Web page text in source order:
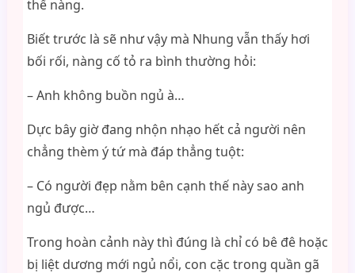
thể nàng.
Biết trước là sẽ như vậy mà Nhung vẫn thấy hơi
bối rối, nàng cố tỏ ra bình thường hỏi:
– Anh không buồn ngủ à…
Dực bây giờ đang nhộn nhạo hết cả người nên
chẳng thèm ý tứ mà đáp thẳng tuột:
– Có người đẹp nằm bên cạnh thế này sao anh
ngủ được…
Trong hoàn cảnh này thì đúng là chỉ có bê đê hoặc
bị liệt dương mới ngủ nổi, con cặc trong quần gã